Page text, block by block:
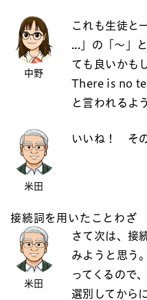
中野
これも生徒と
...」の「～」
ても良いかも
There is no
と言われるよ
米田
いいね！ そ
接続詞を用いたことわざ
米田
さて次は、接
みようと思う
ってくるので
選別してから